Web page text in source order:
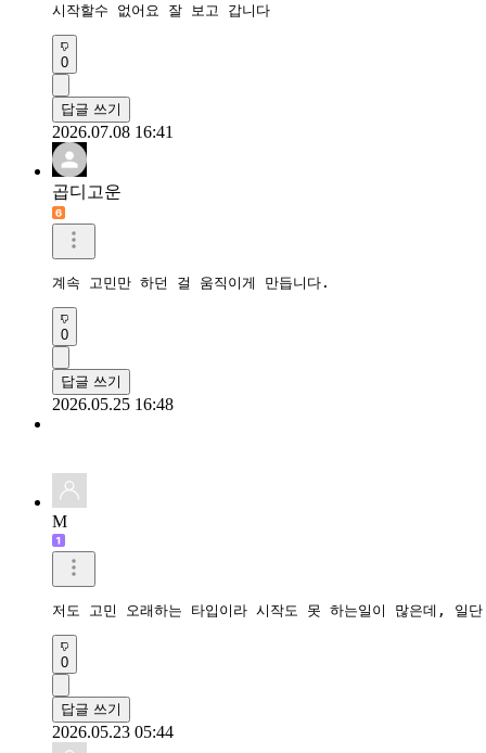
시작할수 없어요 잘 보고 갑니다
0
답글 쓰기
2026.07.08 16:41
곱디고운
계속 고민만 하던 걸 움직이게 만듭니다.
0
답글 쓰기
2026.05.25 16:48
M
저도 고민 오래하는 타입이라 시작도 못 하는일이 많은데, 일단
0
답글 쓰기
2026.05.23 05:44